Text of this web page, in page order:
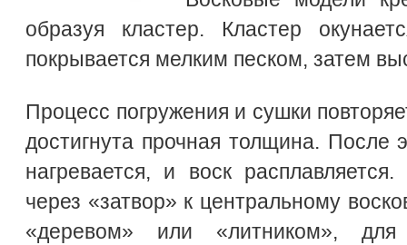
образуя кластер. Кластер
покрывается мелким песком, затем
Процесс погружения и сушки
достигнута прочная толщина. После
нагревается, и воск
через «затвор» к центральному
«деревом» или «литником», для